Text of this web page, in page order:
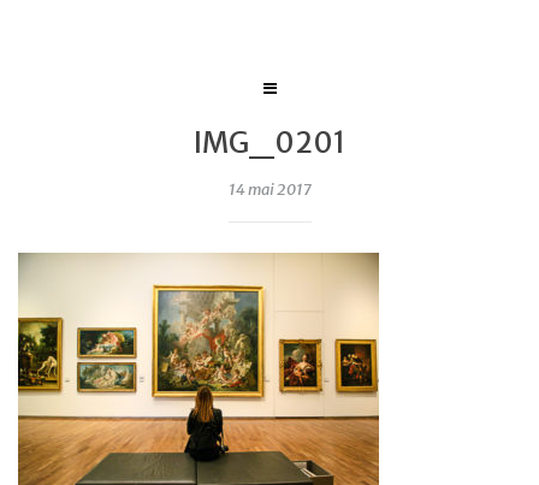
IMG_0201
14 mai 2017